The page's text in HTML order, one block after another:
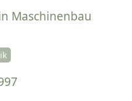
Maschinenbau